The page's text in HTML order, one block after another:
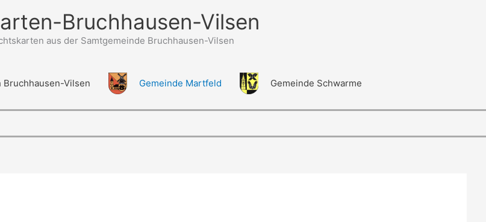
Bruchhausen-Vilsen
aus der Samtgemeinde Bruchhausen-Vilsen
Bruchhausen-Vilsen Gemeinde Martfeld Gemeinde Schwarme